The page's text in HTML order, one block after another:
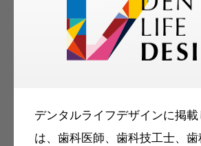
デンタルライフデザインに掲載
は、歯科医師、歯科技工士、
科衛生士、歯科技工士）に
容のメールマガジンをお届